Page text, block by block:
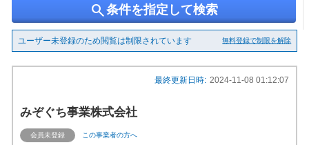
search条件を指定して検索
ユーザー未登録のため閲覧は制限されています 無料登録で制限を解除
最終更新日時: 2024-11-08 01:12:07
みぞぐち事業株式会社
会員未登録 この事業者の方へ